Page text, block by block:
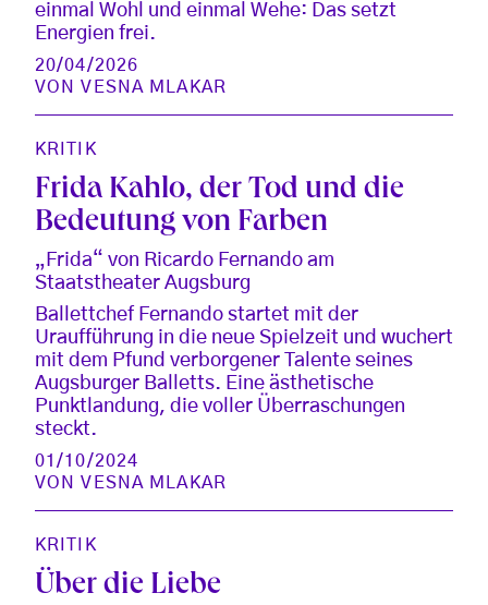
einmal Wohl und einmal Wehe: Das setzt
Energien frei.
20/04/2026
VONVESNA MLAKAR
KRITIK
Frida Kahlo, der Tod und die
Bedeutung von Farben
„Frida“ von Ricardo Fernando am
Staatstheater Augsburg
Ballettchef Fernando startet mit der
Uraufführung in die neue Spielzeit und wuchert
mit dem Pfund verborgener Talente seines
Augsburger Balletts. Eine ästhetische
Punktlandung, die voller Überraschungen
steckt.
01/10/2024
VONVESNA MLAKAR
KRITIK
Über die Liebe